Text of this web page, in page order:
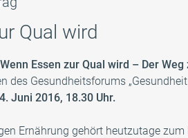
Qual wird
Essen zur Qual wird – Der
des Gesundheitsforums
Juni 2016, 18.30 Uhr.
Ernährung gehört heutzutage